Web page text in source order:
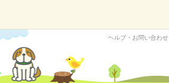
ヘルプ・お問い合わせ